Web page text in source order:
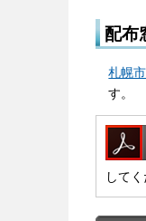
配布
札幌
す。
してく